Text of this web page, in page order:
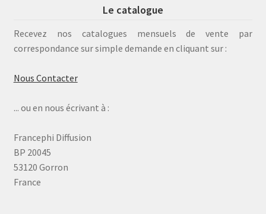
Le catalogue
Recevez nos catalogues mensuels de vente par
correspondance sur simple demande en cliquant sur :
Nous Contacter
... ou en nous écrivant à :
Francephi Diffusion
BP 20045
53120 Gorron
France